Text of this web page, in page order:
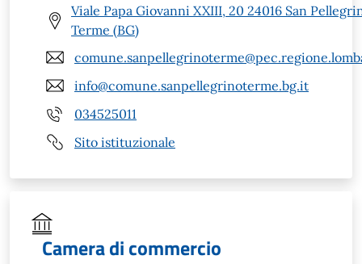
Viale Papa Giovanni XXIII, 20 24016 San
Terme (BG)
info@comune.sanpellegrinoterme.bg.it
034525011
Sito istituzionale
Camera di commercio